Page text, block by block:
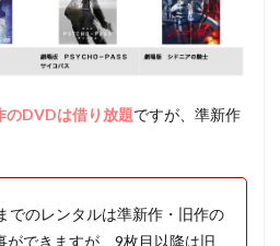
のDVDは借り放題ですが、準新作
でのレンタルは準新作・旧作の
ができますが、9枚目以降は旧